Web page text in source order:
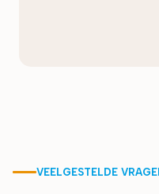
VEELGESTELDE